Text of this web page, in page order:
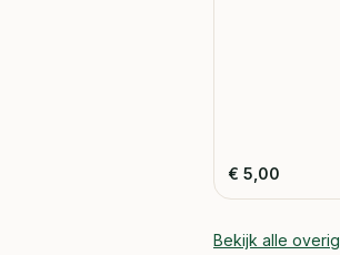
€ 5,00
Bekijk alle overig